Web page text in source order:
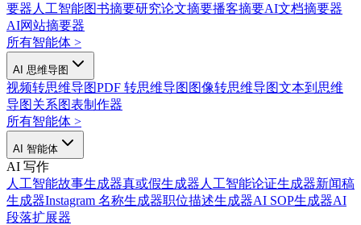
要器 人工智能图书摘要研究论文摘要播客摘要AI文档摘要器
AI网站摘要器
所有智能体 >
AI 思维导图
视频转思维导图PDF 转思维导图 图像转思维导图文本到思维
导图关系图表制作器
所有智能体 >
AI 智能体
AI 写作
人工智能故事生成器真或假生成器 人工智能论证生成器新闻稿
生成器Instagram 名称生成器职位描述生成器AI SOP生成器AI
段落扩展器